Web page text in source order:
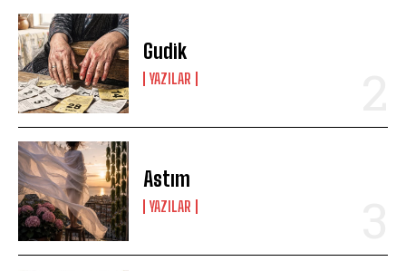
Gudik
YAZILAR
Astım
YAZILAR